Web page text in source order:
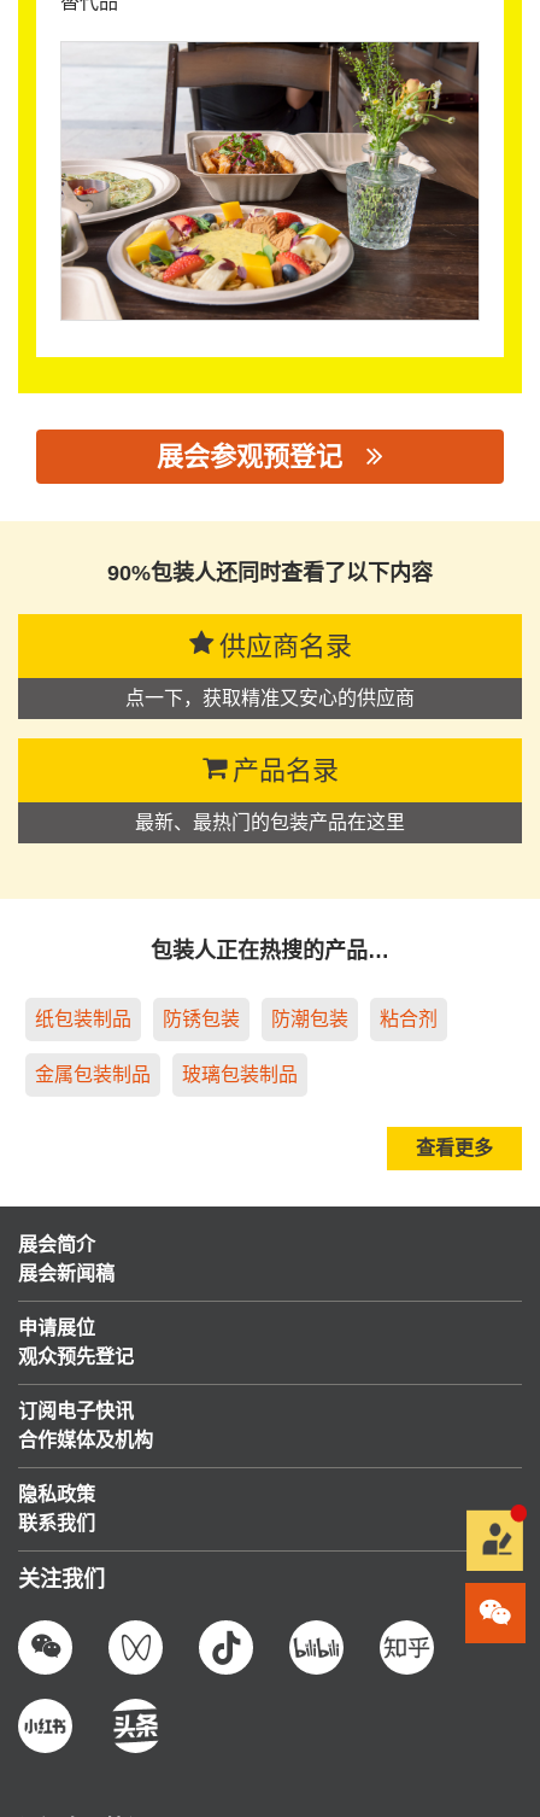
展会参观预登记
90%包装人还同时查看了以下内容
供应商名录
点一下，获取精准又安心的供应商
产品名录
最新、最热门的包装产品在这里
包装人正在热搜的产品…
纸包装制品 防锈包装 防潮包装 粘合剂
金属包装制品 玻璃包装制品
查看更多
展会简介
展会新闻稿
申请展位
观众预先登记
订阅电子快讯
合作媒体及机构
隐私政策
联系我们
关注我们